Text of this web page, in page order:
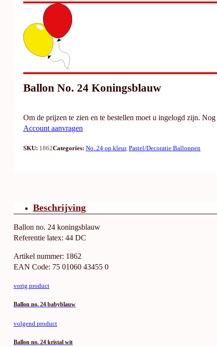
Ballon No. 24 Koningsblauw
Om de prijzen te zien en te bestellen moet u ingelogd zijn. Nog
Account aanvragen
SKU: 1862Categories: No. 24 op kleur, Pastel/Decoratie Ballonnen
Beschrijving
Ballon no. 24 koningsblauw
Referentie latex: 44 DC
Artikel nummer: 1862
EAN Code: 75 01060 43455 0
vorig product
Ballon no. 24 babyblauw
volgend product
Ballon no. 24 kristal wit